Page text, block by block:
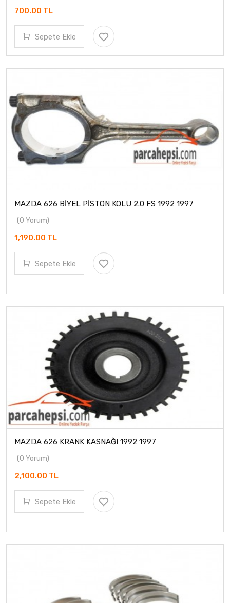
700.00 TL
Sepete Ekle
MAZDA 626 BİYEL PİSTON KOLU 2.0 FS 1992 1997
(0 Yorum)
1,190.00 TL
Sepete Ekle
MAZDA 626 KRANK KASNAĞI 1992 1997
(0 Yorum)
2,100.00 TL
Sepete Ekle